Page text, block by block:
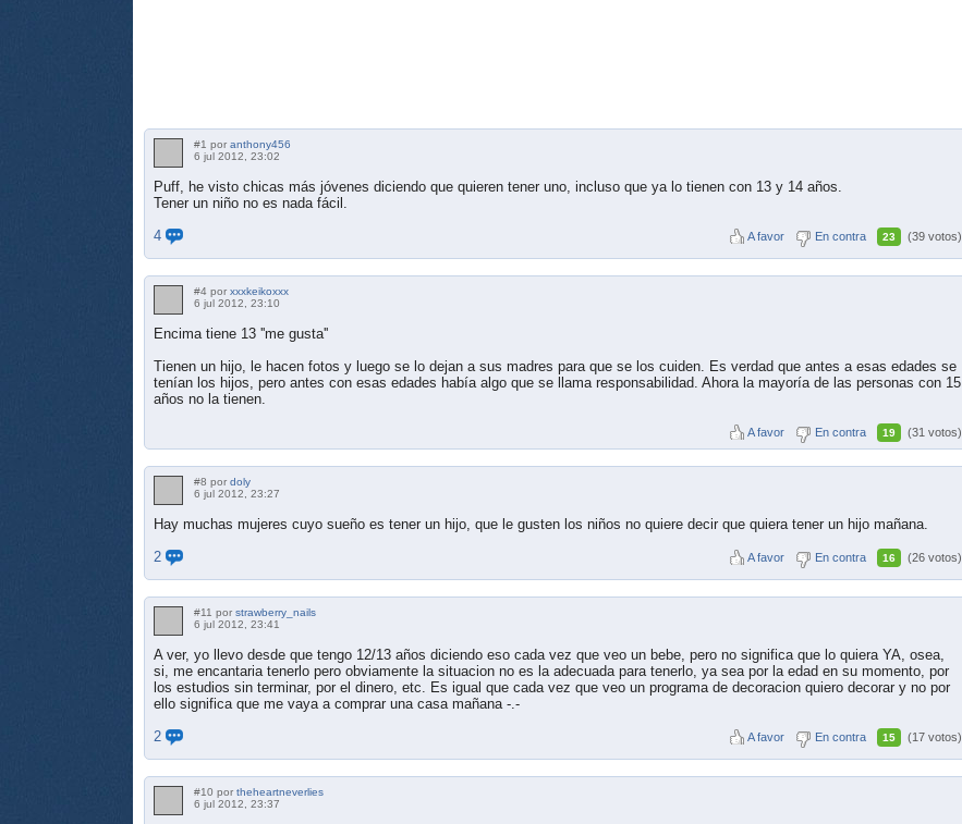
#1 por anthony456
6 jul 2012, 23:02
Puff, he visto chicas más jóvenes diciendo que quieren tener uno, incluso que ya lo tienen con 13 y 14 años.
Tener un niño no es nada fácil.
4
A favor En contra 23 (39 votos)
#4 por xxxkeikoxxx
6 jul 2012, 23:10
Encima tiene 13 ''me gusta''
Tienen un hijo, le hacen fotos y luego se lo dejan a sus madres para que se los cuiden. Es verdad que antes a esas edades se
tenían los hijos, pero antes con esas edades había algo que se llama responsabilidad. Ahora la mayoría de las personas con 15
años no la tienen.
A favor En contra 19 (31 votos)
#8 por doly
6 jul 2012, 23:27
Hay muchas mujeres cuyo sueño es tener un hijo, que le gusten los niños no quiere decir que quiera tener un hijo mañana.
2
A favor En contra 16 (26 votos)
#11 por strawberry_nails
6 jul 2012, 23:41
A ver, yo llevo desde que tengo 12/13 años diciendo eso cada vez que veo un bebe, pero no significa que lo quiera YA, osea,
si, me encantaria tenerlo pero obviamente la situacion no es la adecuada para tenerlo, ya sea por la edad en su momento, por
los estudios sin terminar, por el dinero, etc. Es igual que cada vez que veo un programa de decoracion quiero decorar y no por
ello significa que me vaya a comprar una casa mañana -.-
2
A favor En contra 15 (17 votos)
#10 por theheartneverlies
6 jul 2012, 23:37